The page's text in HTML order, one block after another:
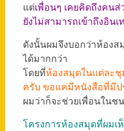
แต่เพื่อนๆ เคยคิดถึงคน
ยังไม่สามารถเข้าถึงอินเ
ดังนั้นผมจึงบอกว่าห้อง
ได้มากกว่า
โดยที่ห้องสมุดในแต่ละ
ครับ ขอแค่มีหนังสือที่มี
ผมว่าก็จะช่วยเพื่อนในช
โครงการห้องสมุดที่ผมเ